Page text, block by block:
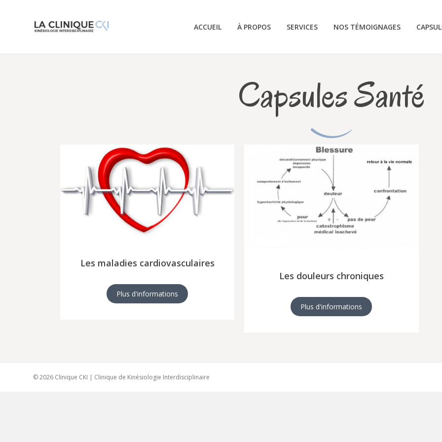
ACCUEIL À PROPOS SERVICES NOS TÉMOIGNAGES
Capsules Santé
Les maladies cardiovasculaires
Plus d'informations
Les douleurs chroniques
Plus d'informations
© 2026 Clinique CKI | Clinique de Kinésiologie Interdisciplinaire